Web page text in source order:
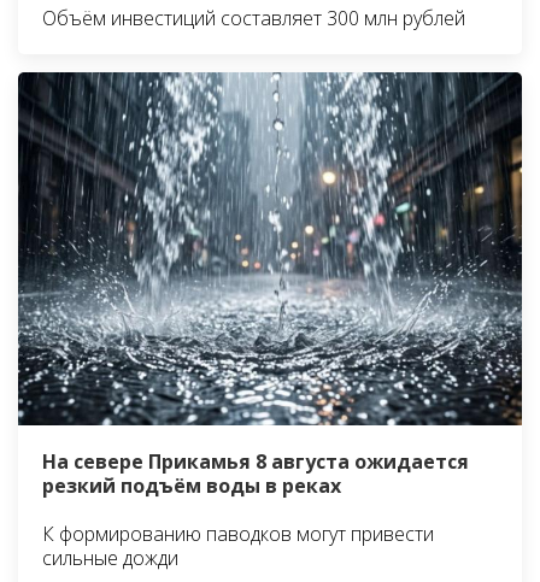
Объём инвестиций составляет 300 млн рублей
На севере Прикамья 8 августа ожидается
резкий подъём воды в реках
К формированию паводков могут привести
сильные дожди